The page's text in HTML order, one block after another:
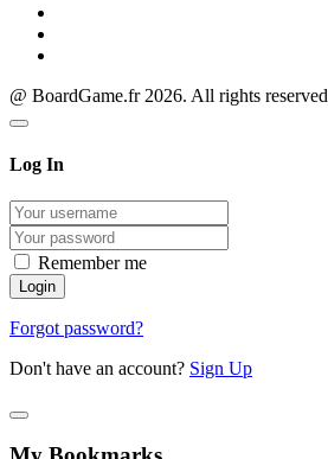
@ BoardGame.fr 2026. All rights reserved
Log In
Remember me
Forgot password?
Don't have an account? Sign Up